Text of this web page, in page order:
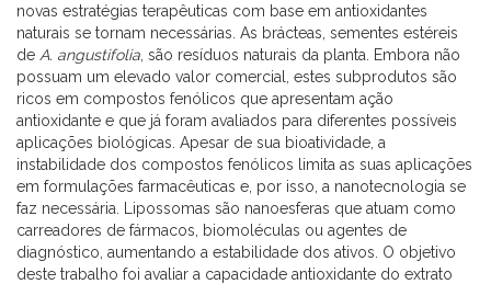
novas estratégias terapêuticas com base em antioxidantes
naturais se tornam necessárias. As brácteas, sementes estéreis
de A. angustifolia , são resíduos naturais da planta. Embora não
possuam um elevado valor comercial, estes subprodutos são
ricos em compostos fenólicos que apresentam ação
antioxidante e que já foram avaliados para diferentes possíveis
aplicações biológicas. Apesar de sua bioatividade, a
instabilidade dos compostos fenólicos limita as suas aplicações
em formulações farmacêuticas e, por isso, a nanotecnologia se
faz necessária. Lipossomas são nanoesferas que atuam como
carreadores de fármacos, biomoléculas ou agentes de
diagnóstico, aumentando a estabilidade dos ativos. O objetivo
deste trabalho foi avaliar a capacidade antioxidante do extrato